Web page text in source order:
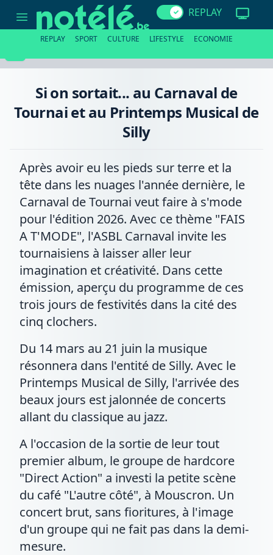
sortait...
Tournai
REPLAY
REPLAY SPORT CULTURE LIFESTYLE ECONOMIE
Si on sortait... au Carnaval de
Tournai et au Printemps Musical de
Silly
Après avoir eu les pieds sur terre et la
tête dans les nuages l'année dernière, le
Carnaval de Tournai veut faire à s'mode
pour l'édition 2026. Avec ce thème "FAIS
A T'MODE", l'ASBL Carnaval invite les
tournaisiens à laisser aller leur
imagination et créativité. Dans cette
émission, aperçu du programme de ces
trois jours de festivités dans la cité des
cinq clochers.
Du 14 mars au 21 juin la musique
résonnera dans l'entité de Silly. Avec le
Printemps Musical de Silly, l'arrivée des
beaux jours est jalonnée de concerts
allant du classique au jazz.
A l'occasion de la sortie de leur tout
premier album, le groupe de hardcore
"Direct Action" a investi la petite scène
du café "L'autre côté", à Mouscron. Un
concert brut, sans fioritures, à l'image
d'un groupe qui ne fait pas dans la demi-
mesure.